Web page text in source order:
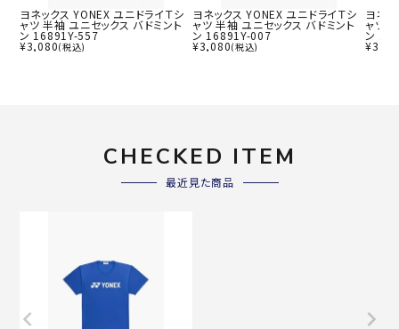
ヨネックス YONEX ユニドライＴシ
ャツ 半袖 ユニセックス バドミント
ン 16891Y-557
¥3,080(税込)
ヨネックス YONEX ユニドライＴシ
ャツ 半袖 ユニセックス バドミント
ン 16891Y-007
¥3,080(税込)
ヨネ
ャツ
ン
¥
CHECKED ITEM
最近見た商品